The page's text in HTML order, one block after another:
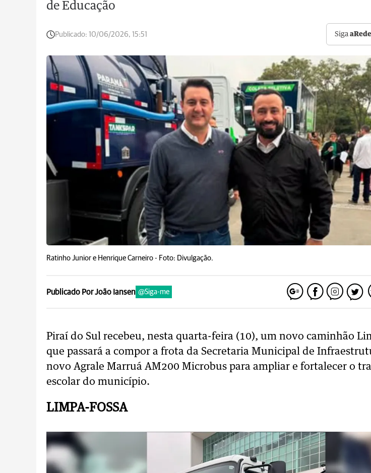
de Educação
Publicado: 10/06/2026, 15:51 SigaaRede
Ratinho Junior e Henrique Carneiro - Foto: Divulgação.
Publicado Por João Iansen @Siga-me
Piraí do Sul recebeu, nesta quarta-feira (10), um novo caminhão
que passará a compor a frota da Secretaria Municipal de
novo Agrale Marruá AM200 Microbus para ampliar e fortalecer o
escolar do município.
LIMPA-FOSSA